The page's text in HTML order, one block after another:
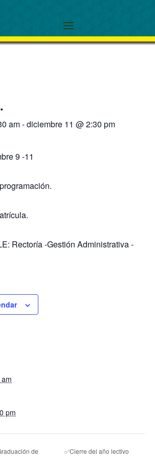
am-diciembre 11 @ 2:30 pm
9 -11
Rectoría -Gestión Administrativa -
pm
de
✅Cierre del año lectivo